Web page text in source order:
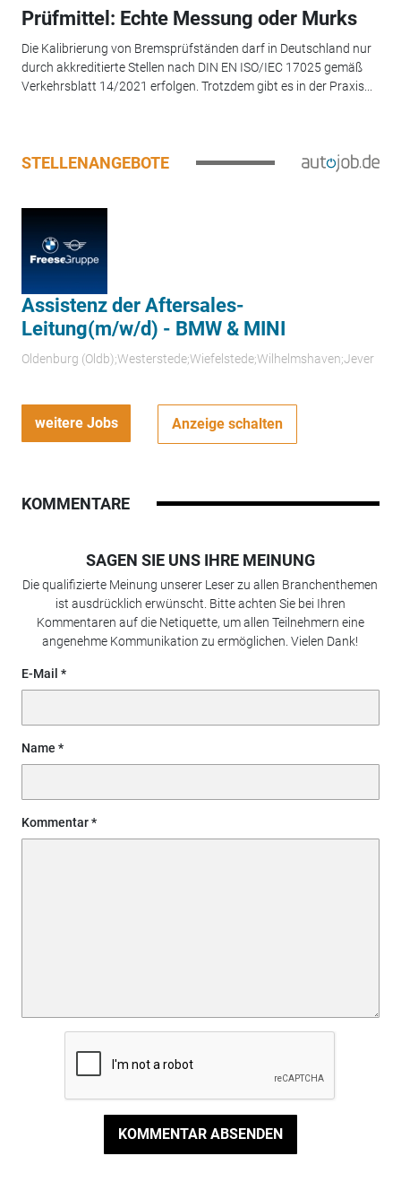
Prüfmittel: Echte Messung oder Murks
Die Kalibrierung von Bremsprüfständen darf in Deutschland nur
durch akkreditierte Stellen nach DIN EN ISO/IEC 17025 gemäß
Verkehrsblatt 14/2021 erfolgen. Trotzdem gibt es in der Praxis...
STELLENANGEBOTE
Assistenz der Aftersales-
Leitung(m/w/d) - BMW & MINI
Oldenburg (Oldb);Westerstede;Wiefelstede;Wilhelmshaven;Jever
weitere Jobs Anzeige schalten
KOMMENTARE
SAGEN SIE UNS IHRE MEINUNG
Die qualifizierte Meinung unserer Leser zu allen Branchenthemen
ist ausdrücklich erwünscht. Bitte achten Sie bei Ihren
Kommentaren auf die Netiquette, um allen Teilnehmern eine
angenehme Kommunikation zu ermöglichen. Vielen Dank!
E-Mail
Name
Kommentar
KOMMENTAR ABSENDEN